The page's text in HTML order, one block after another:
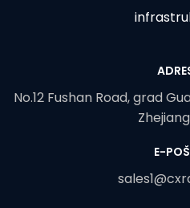
No.12 Fushan Road, grad
E-